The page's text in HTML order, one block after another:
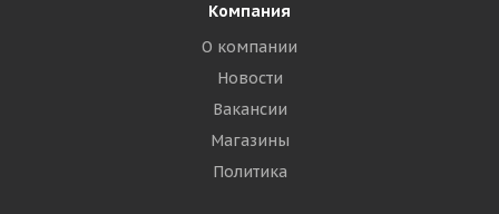
Компания
О компании
Новости
Вакансии
Магазины
Политика